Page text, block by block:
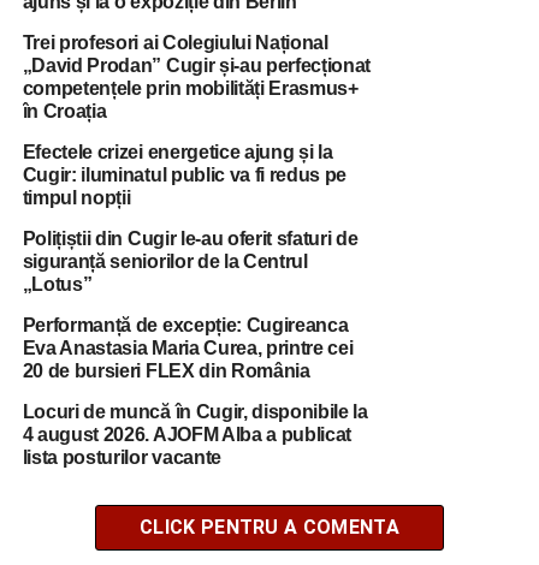
Trei profesori ai Colegiului Național
„David Prodan” Cugir și-au perfecționat
competențele prin mobilități Erasmus+
în Croația
Efectele crizei energetice ajung și la
Cugir: iluminatul public va fi redus pe
timpul nopții
Polițiștii din Cugir le-au oferit sfaturi de
siguranță seniorilor de la Centrul
„Lotus”
Performanță de excepție: Cugireanca
Eva Anastasia Maria Curea, printre cei
20 de bursieri FLEX din România
Locuri de muncă în Cugir, disponibile la
4 august 2026. AJOFM Alba a publicat
lista posturilor vacante
CLICK PENTRU A COMENTA